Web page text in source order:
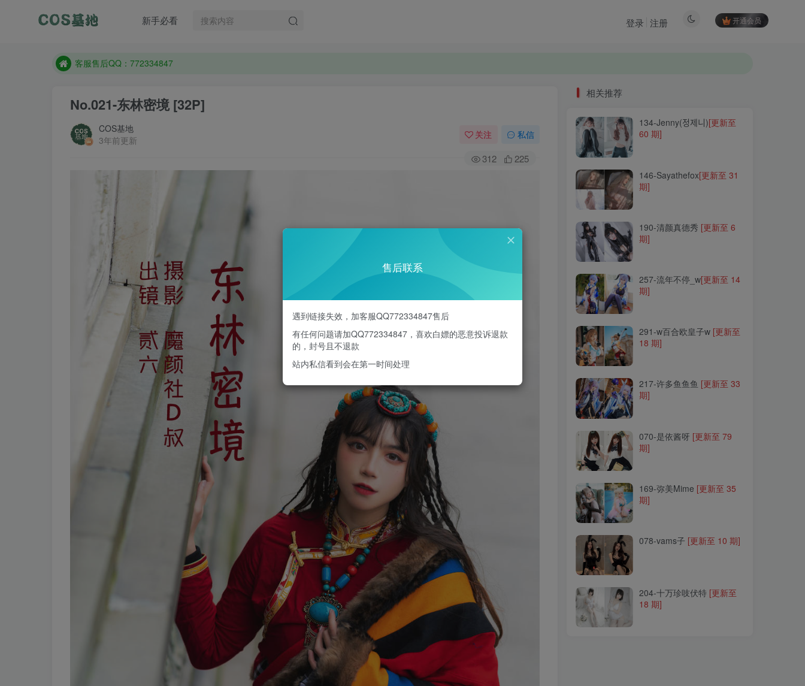
新手必看 开通会员
登录 注册
防失联：百度搜索《一七天佳》，实时查看最新站点。
遇到任何问题加客服QQ：772334847
No.021-东林密境 [32P]
COS基地
3年前更新
关注 私信
312 225
190-清颜真德秀
257-流年不停_w
291-w百合欧皇子w
217-许多鱼鱼鱼
169-弥美Mime
078-vams子
相关推荐
134-Jenny(정제니)[更新至
60 期]
146-Sayathefox[更新至 31
期]
190-清颜真德秀 [更新至 6
期]
257-流年不停_w[更新至 14
期]
291-w百合欧皇子w [更新至
18 期]
217-许多鱼鱼鱼 [更新至 33
期]
070-是依酱呀 [更新至 79
期]
169-弥美Mime [更新至 35
期]
078-vams子 [更新至 10 期]
204-十万珍吱伏特 [更新至
18 期]
售后联系
遇到链接失效，加客服QQ772334847售后
有任何问题请加QQ772334847，喜欢白嫖的恶意投诉退款
的，封号且不退款
站内私信看到会在第一时间处理